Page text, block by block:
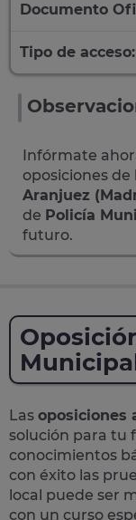
Documento
Tipo de acceso:
Infórmate
oposiciones de
Aranjuez
de Policía
futuro.
Las oposiciones
solución para tu
conocimientos
con éxito las
local puede ser
con un curso